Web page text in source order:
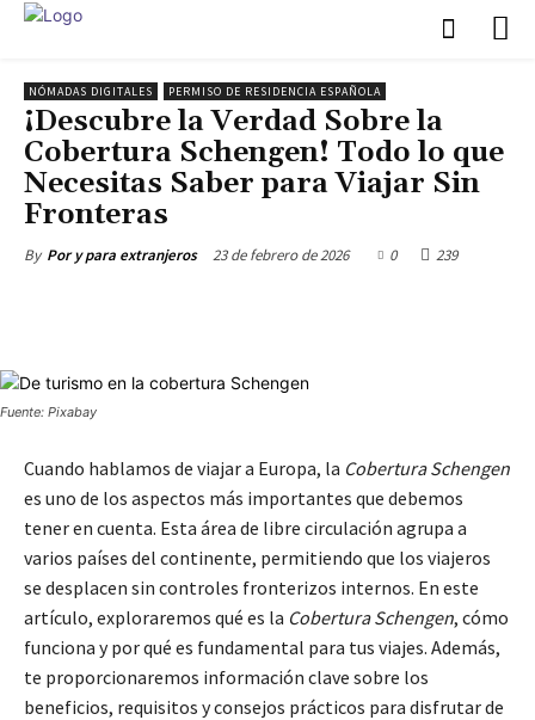
NÓMADAS DIGITALES PERMISO DE RESIDENCIA ESPAÑOLA
¡Descubre la Verdad Sobre la
Cobertura Schengen! Todo lo que
Necesitas Saber para Viajar Sin
Fronteras
By Por y para extranjeros 23 de febrero de 2026 0 239
Fuente: Pixabay
Cuando hablamos de viajar a Europa, la Cobertura Schengen
es uno de los aspectos más importantes que debemos
tener en cuenta. Esta área de libre circulación agrupa a
varios países del continente, permitiendo que los viajeros
se desplacen sin controles fronterizos internos. En este
artículo, exploraremos qué es la Cobertura Schengen, cómo
funciona y por qué es fundamental para tus viajes. Además,
te proporcionaremos información clave sobre los
beneficios, requisitos y consejos prácticos para disfrutar de